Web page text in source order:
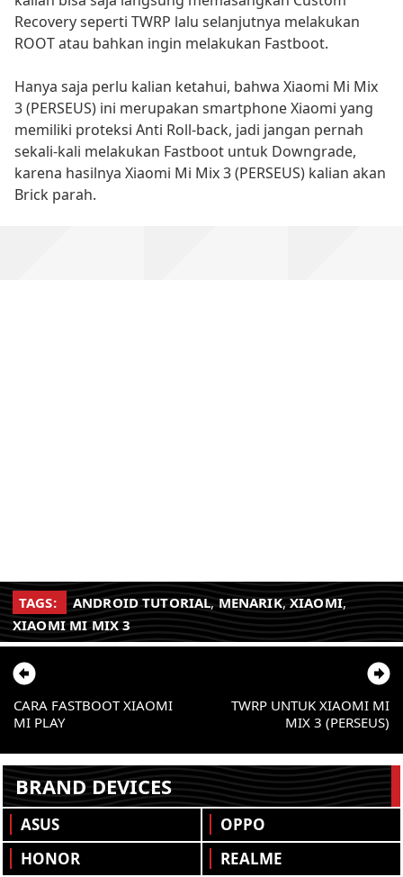
Recovery seperti TWRP lalu selanjutnya melakukan
ROOT atau bahkan ingin melakukan Fastboot.
Hanya saja perlu kalian ketahui, bahwa Xiaomi Mi Mix
3 (PERSEUS) ini merupakan smartphone Xiaomi yang
memiliki proteksi Anti Roll-back, jadi jangan pernah
sekali-kali melakukan Fastboot untuk Downgrade,
karena hasilnya Xiaomi Mi Mix 3 (PERSEUS) kalian akan
Brick parah.
TAGS: ANDROID TUTORIAL, MENARIK, XIAOMI,
XIAOMI MI MIX 3
TWRP UNTUK XIAOMI MI
MIX 3 (PERSEUS)
CARA FASTBOOT XIAOMI
MI PLAY
BRAND DEVICES
ASUS
HONOR
OPPO
REALME